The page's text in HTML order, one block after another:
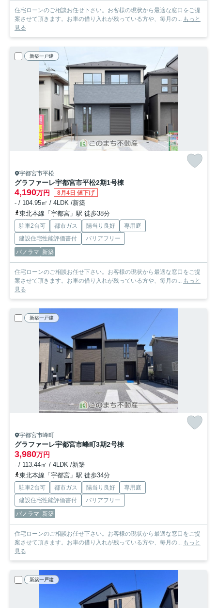
住宅ローンのご相談お任せ下さい。お客様の現状から最適な窓口をご提
案させて頂きます。お車の借り入れが残っている方や、毎月の... もっと
見る
新築一戸建
宇都宮市平松
グラファーレ宇都宮市平松2期1号棟
4,190万円 8月4日 値下げ
- / 104.95㎡ / 4LDK /新築
東北本線「宇都宮」駅 徒歩38分
駐車2台可 都市ガス 陽当り良好
専用庭
建設住宅性能評価書付
バリアフリー
パノラマ 新築
住宅ローンのご相談お任せ下さい。お客様の現状から最適な窓口をご提
案させて頂きます。お車の借り入れが残っている方や、毎月の... もっと
見る
新築一戸建
宇都宮市峰町
グラファーレ宇都宮市峰町3期2号棟
3,980万円
- / 113.44㎡ / 4LDK /新築
東北本線「宇都宮」駅 徒歩34分
駐車2台可 都市ガス 陽当り良好
専用庭
建設住宅性能評価書付
バリアフリー
パノラマ 新築
住宅ローンのご相談お任せ下さい。お客様の現状から最適な窓口をご提
案させて頂きます。お車の借り入れが残っている方や、毎月の... もっと
見る
新築一戸建